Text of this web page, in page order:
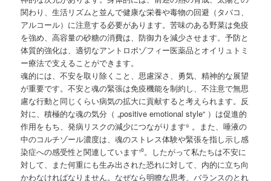
関わり、生活リズムと並んで健康な栄養や毒物の回避（タバコ、
アルコール）に注意する必要があります。苦味のある野菜は免疫
を強め、高容量の砂糖の消費は、防御力を減少させます。予防と
体質的強化は、適切なアントロポゾフィー医薬品とオイリュトミ
ー療法で支えることができます。
魂的には、不安を取り除くこと、思慮深さ、勇気、精神的な展望
が重要です。不安と魂の緊張は免疫機能を制約し、不注意で無思
慮な行動と同じくらい病気の拡大に貢献すると考えられます。反
対に、積極的な魂の気分（ „positive emotional style“ ）は促進的
作用をもち、発病リスクの減少につながります⁹ 。また、唾液の
中のコルチゾール濃度は、魂のストレス体験や緊張を指し示し感
染症への感受性と関連しています¹⁰。したがって私たちは不安に
対して、また何重にも生み出された恐れに対して、内的に立ち向
かわなければなりません。なぜなら明瞭な思考、バランスのとれ